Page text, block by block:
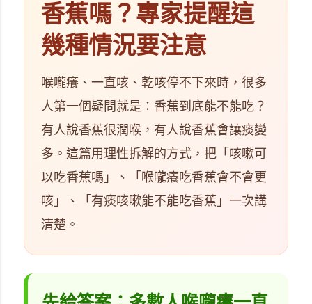
香蕉嗎？專家提醒這
幾種情況要注意
喉嚨癢、一直咳、乾咳停不下來時，很多
人第一個疑問就是：香蕉到底能不能吃？
有人說香蕉很潤喉，有人說香蕉會讓痰變
多。這篇用理性拆解的方式，把「咳嗽可
以吃香蕉嗎」、「喉嚨癢吃香蕉會不會更
咳」、「有痰咳嗽能不能吃香蕉」一次講
清楚。